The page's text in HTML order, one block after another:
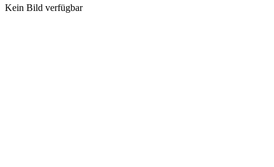
Kein Bild verfügbar